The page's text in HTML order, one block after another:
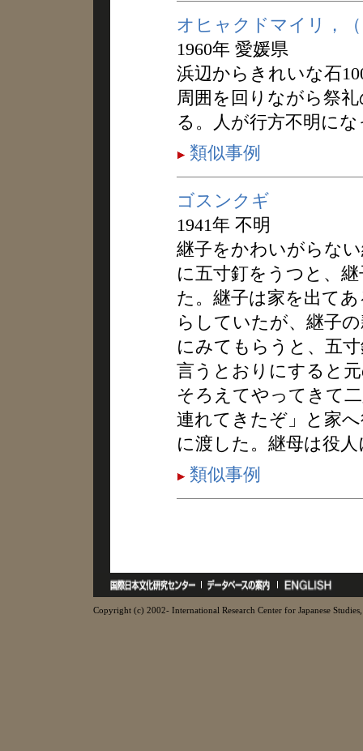
オヒャクドマイリ，
1960年 愛媛県
浜辺からきれいな石
周囲を回りながら祭
る。人が行方不明に
類似事例
ゴスンクギ
1941年 不明
継子をかわいがらな
に五寸釘をうつと、
た。継子は家を出て
らしていたが、継子
にみてもらうと、五
言うとおりにすると
そろえてやってきて
連れてきたぞ」と家
に渡した。継母は役
類似事例
Copyright (c) 2002- International Research Center for Japanese